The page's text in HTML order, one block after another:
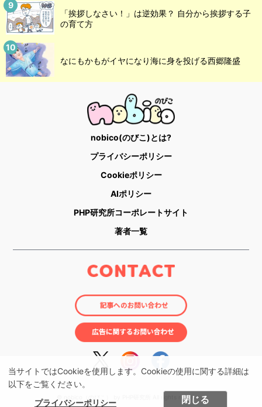
当サイトではCookieを使用します。Cookieの使用に関する詳細は
以下をご覧ください。
プライバシーポリシー
閉じる
「挨拶しなさい！」は逆効果？ 自分から挨拶する子
の育て方
なにもかもがイヤになり海に身を投げる西郷隆盛
nobico(のびこ)とは?
プライバシーポリシー
Cookieポリシー
AIポリシー
PHP研究所コーポレートサイト
著者一覧
© nobico（のびこ） by PHP研究所 All rights reserved.